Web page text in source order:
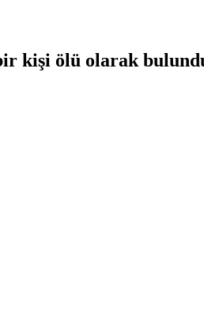
kişi ölü olarak